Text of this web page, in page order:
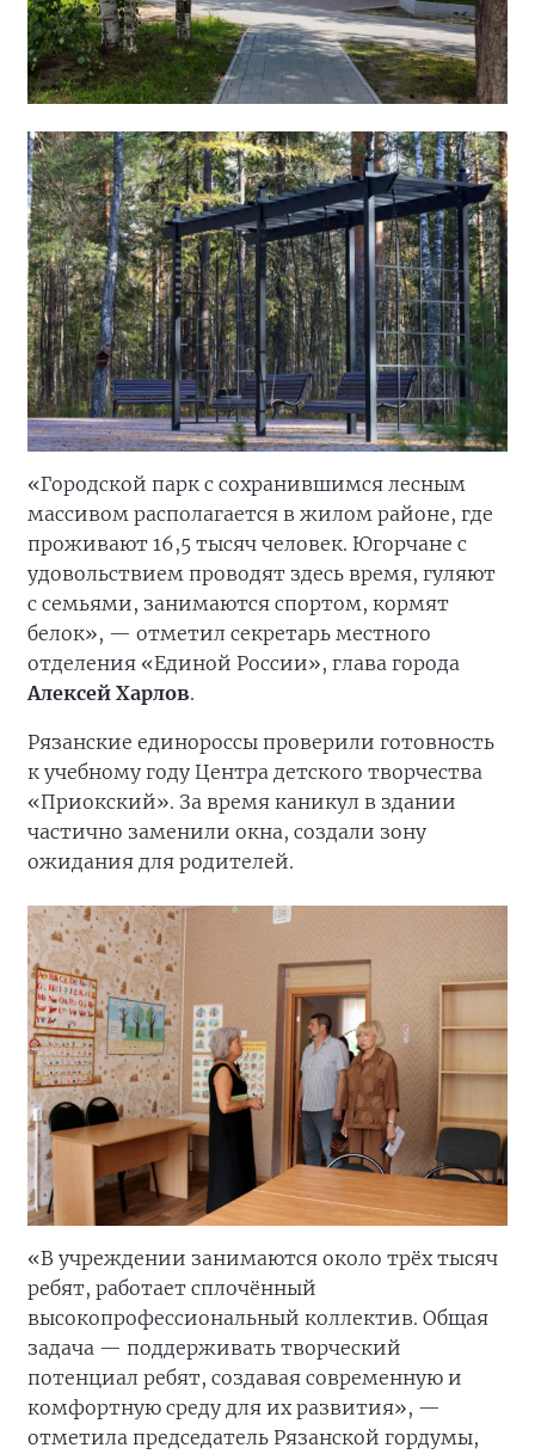
«Городской парк с сохранившимся лесным
массивом располагается в жилом районе, где
проживают 16,5 тысяч человек. Югорчане с
удовольствием проводят здесь время, гуляют
с семьями, занимаются спортом, кормят
белок», — отметил секретарь местного
отделения «Единой России», глава города
Алексей Харлов.
Рязанские единороссы проверили готовность
к учебному году Центра детского творчества
«Приокский». За время каникул в здании
частично заменили окна, создали зону
ожидания для родителей.
«В учреждении занимаются около трёх тысяч
ребят, работает сплочённый
высокопрофессиональный коллектив. Общая
задача — поддерживать творческий
потенциал ребят, создавая современную и
комфортную среду для их развития», —
отметила председатель Рязанской гордумы,